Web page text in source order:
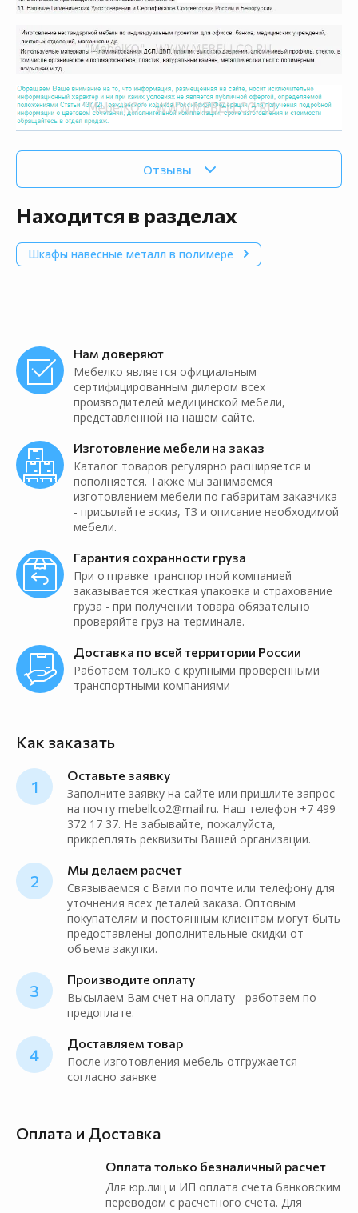
Отзывы
Находится в разделах
Шкафы навесные металл в полимере
Нам доверяют
Мебелко является официальным
сертифицированным дилером всех
производителей медицинской мебели,
представленной на нашем сайте.
Изготовление мебели на заказ
Каталог товаров регулярно расширяется и
пополняется. Также мы занимаемся
изготовлением мебели по габаритам заказчика
- присылайте эскиз, ТЗ и описание необходимой
мебели.
Гарантия сохранности груза
При отправке транспортной компанией
заказывается жесткая упаковка и страхование
груза - при получении товара обязательно
проверяйте груз на терминале.
Доставка по всей территории России
Работаем только с крупными проверенными
транспортными компаниями
Как заказать
1
Оставьте заявку
Заполните заявку на сайте или пришлите запрос
на почту mebellco2@mail.ru. Наш телефон +7 499
372 17 37. Не забывайте, пожалуйста,
прикреплять реквизиты Вашей организации.
2
Мы делаем расчет
Связываемся с Вами по почте или телефону для
уточнения всех деталей заказа. Оптовым
покупателям и постоянным клиентам могут быть
предоставлены дополнительные скидки от
объема закупки.
3
Производите оплату
Высылаем Вам счет на оплату - работаем по
предоплате.
4
Доставляем товар
После изготовления мебель отгружается
согласно заявке
Оплата и Доставка
Оплата только безналичный расчет
Для юр.лиц и ИП оплата счета банковским
переводом с расчетного счета. Для